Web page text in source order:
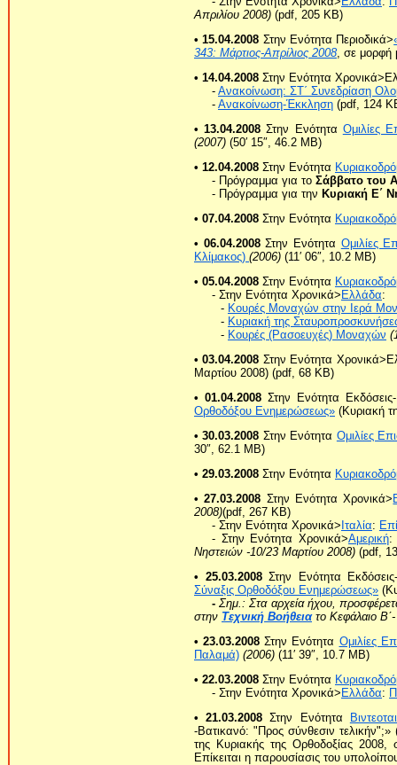
Απριλίου 2008) (pdf, 205 KB)
• 15.04.2008 Στην Ενότητα Περιοδικά>
343: Μάρτιος-Απρίλιος 2008, σε μορφή
• 14.04.2008 Στην Ενότητα
- Ανακοίνωση: ΣΤ΄ Συνεδρίαση
- Ανακοίνωση-Έκκληση (pdf, 124
• 13.04.2008 Στην Ενότητα Ομιλίες
(2007) (50′ 15″, 46.2 MB)
• 12.04.2008 Στην Ενότητα
- Πρόγραμμα για το Σάββατο του
- Πρόγραμμα για την Κυριακή Ε΄
• 07.04.2008 Στην Ενότητα
• 06.04.2008Στην Ενότητα Ομιλίες
Κλίμακος) (2006) (11′ 06″, 10.2 MB)
• 05.04.2008 Στην Ενότητα
- Στην Ενότητα Χρονικά>Ελλάδα:
- Κουρές Μοναχών στην Ιερά
- Κυριακή της
- Κουρές (Ρασοευχές) Μοναχών
• 03.04.2008 Στην Ενότητα
Μαρτίου 2008) (pdf, 68 KB)
• 01.04.2008 Στην Ενότητα Εκδόσεις-
Ορθοδόξου Ενημερώσεως» (Κυριακή
• 30.03.2008 Στην Ενότητα Ομιλίες
30″, 62.1 MB)
• 29.03.2008 Στην Ενότητα
• 27.03.2008 Στην Ενότητα Χρονικά>
2008)(pdf, 267 KB)
- Στην Ενότητα Χρονικά>Ιταλία:
- Στην Ενότητα Χρονικά>Αμερική
Νηστειών -10/23 Μαρτίου 2008) (pdf,
• 25.03.2008Στην Ενότητα
Σύναξις Ορθοδόξου Ενημερώσεως»
- Σημ.: Στα αρχεία ήχου,
στην Τεχνική Βοήθειατο Κεφάλαιο
• 23.03.2008 Στην Ενότητα Ομιλίες
Παλαμά) (2006) (11′ 39″, 10.7 MB)
• 22.03.2008 Στην Ενότητα
- Στην Ενότητα Χρονικά>Ελλάδα:
• 21.03.2008 Στην Ενότητα
-Βατικανό: "Προς σύνθεσιν
της Κυριακής της Ορθοδοξίας 2008,
Επίκειται η παρουσίασις του